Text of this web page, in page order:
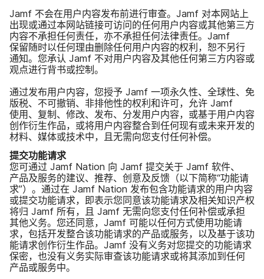
Jamf 不​会​在​用户​内容​发布​前​进行​审查。 Jamf 对​本​网站​上​
出现​或​通过​本​网站​链接​可​访问​的​任何​用户​内容​或​其他​第三​方​
内容​不​承担​任何​责任，​亦​不​承担​任何​法律​责任。 Jamf
保留随时​以​任何​理由​删除​任何​用户​内容​的​权利，​恕不​另​行​
通知。​您​承认 Jamf 不​对​用户​内容​及​其他​任何​第三​方​内容​或​
观点​进行​背书​或​控制。
通过​发布​用户​内容，​您​授予 Jamf 一​项​永久性、​全球性、​免​
版税、​不​可​撤销、​非排​他性​的​权利​和​许可，​允许 Jamf
使用、​复制、​修改、​发布、​分发​用​户​内容，​或​基于​用户​内容​
创作​衍生​作品，​或​将​用户​内容​整合​到​任何​现有​或​未来​开发​的​
材料、​媒体​或​技术​中，​且​无​需向​您​支付​任何​补偿。
提交​功​能​请​求
您​可​通过 Jamf Nation 向 Jamf 提交​关于 Jamf 软件、​
产品​及​服务​的​建议、​推荐、​创意​及​反馈​（以下简称​“功能​请​
求”）。​通过​在 Jamf Nation 发布​包含​功​能​请求​的​用户​内容​
或​提交​功​能​请​求，​即​表示​您​同意​该​功​能​请​求​及​相关​知识​产权​
将​归 Jamf 所有，​且 Jamf 无​需向​您​支付​任何​补偿​或​承担​
其他​义务。​您​还​同意， Jamf 可能​以​任何​方式​使用​功能​请​
求，​包括​开发​整​合​该​功​能​请求​的​产品​或​服务，​以及​基于​该​功​
能​请​求​创作​衍生​作品。 Jamf 没有​义务​对​您​提交​的​功能​请​求​
保密，​也​没有​义务​实际​审查​该​功​能​请​求​或​将​其添​加到​任何​
产品​或​服务​中。